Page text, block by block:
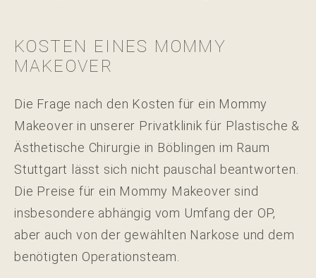
KOSTEN EINES MOMMY
MAKEOVER
Die Frage nach den Kosten für ein Mommy
Makeover in unserer Privatklinik für Plastische &
Ästhetische Chirurgie in Böblingen im Raum
Stuttgart lässt sich nicht pauschal beantworten.
Die Preise für ein Mommy Makeover sind
insbesondere abhängig vom Umfang der OP,
aber auch von der gewählten Narkose und dem
benötigten Operationsteam.